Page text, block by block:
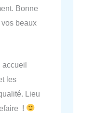
Bonne
beaux
accueil
les
Lieu
!